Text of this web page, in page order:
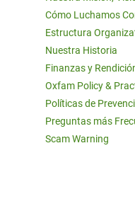
Cómo Luchamos
Estructura
Nuestra Historia
Finanzas y
Oxfam Policy &
Políticas de
Preguntas más
Scam Warning